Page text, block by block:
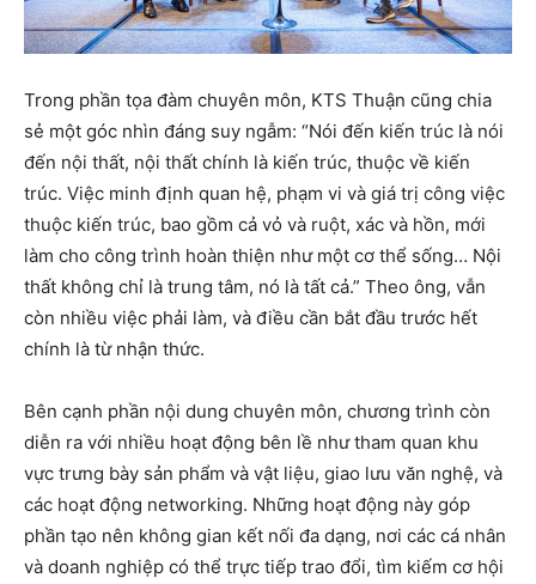
Trong phần tọa đàm chuyên môn, KTS Thuận cũng chia
sẻ một góc nhìn đáng suy ngẫm: “Nói đến kiến trúc là nói
đến nội thất, nội thất chính là kiến trúc, thuộc về kiến
trúc. Việc minh định quan hệ, phạm vi và giá trị công việc
thuộc kiến trúc, bao gồm cả vỏ và ruột, xác và hồn, mới
làm cho công trình hoàn thiện như một cơ thể sống… Nội
thất không chỉ là trung tâm, nó là tất cả.” Theo ông, vẫn
còn nhiều việc phải làm, và điều cần bắt đầu trước hết
chính là từ nhận thức.
Bên cạnh phần nội dung chuyên môn, chương trình còn
diễn ra với nhiều hoạt động bên lề như tham quan khu
vực trưng bày sản phẩm và vật liệu, giao lưu văn nghệ, và
các hoạt động networking. Những hoạt động này góp
phần tạo nên không gian kết nối đa dạng, nơi các cá nhân
và doanh nghiệp có thể trực tiếp trao đổi, tìm kiếm cơ hội